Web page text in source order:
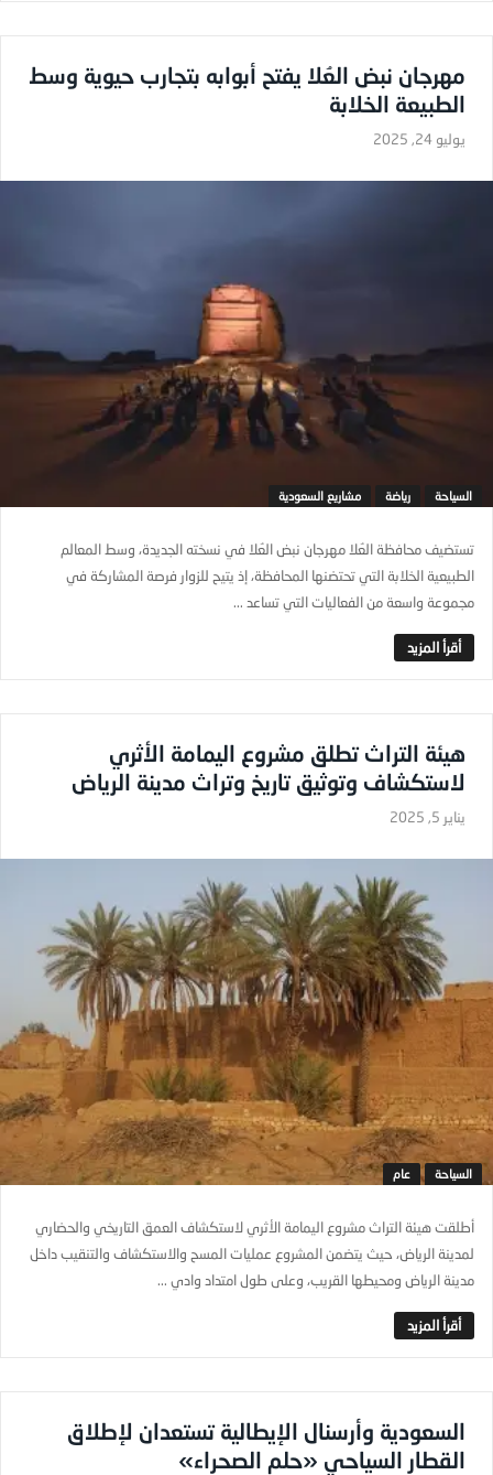
مهرجان نبض العُلا يفتح أبوابه بتجارب حيوية وسط
الطبيعة الخلابة
يوليو 24, 2025
السياحة رياضة مشاريع السعودية
تستضيف محافظة العُلا مهرجان نبض العُلا في نسخته الجديدة، وسط المعالم
الطبيعية الخلابة التي تحتضنها المحافظة، إذ يتيح للزوار فرصة المشاركة في
مجموعة واسعة من الفعاليات التي تساعد ...
هيئة التراث تطلق مشروع اليمامة الأثري
لاستكشاف وتوثيق تاريخ وتراث مدينة الرياض
يناير 5, 2025
السياحة عام
أطلقت هيئة التراث مشروع اليمامة الأثري لاستكشاف العمق التاريخي والحضاري
لمدينة الرياض، حيث يتضمن المشروع عمليات المسح والاستكشاف والتنقيب داخل
مدينة الرياض ومحيطها القريب، وعلى طول امتداد وادي ...
السعودية وأرسنال الإيطالية تستعدان لإطلاق
القطار السياحي «حلم الصحراء»